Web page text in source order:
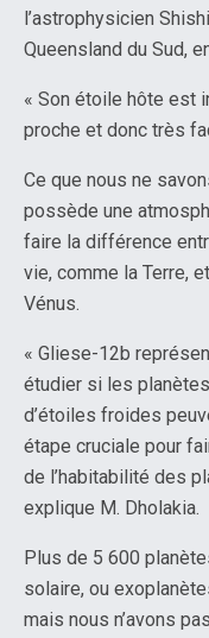
l’astrophysicien
Queensland du Sud,
« Son étoile hôte est
proche et donc très
Ce que nous ne
possède une
faire la différence
vie, comme la Terre,
Vénus.
« Gliese-12b
étudier si les
d’étoiles froides
étape cruciale pour
de l’habitabilité des
explique M. Dholakia.
Plus de 5 600
solaire, ou
mais nous n’avons